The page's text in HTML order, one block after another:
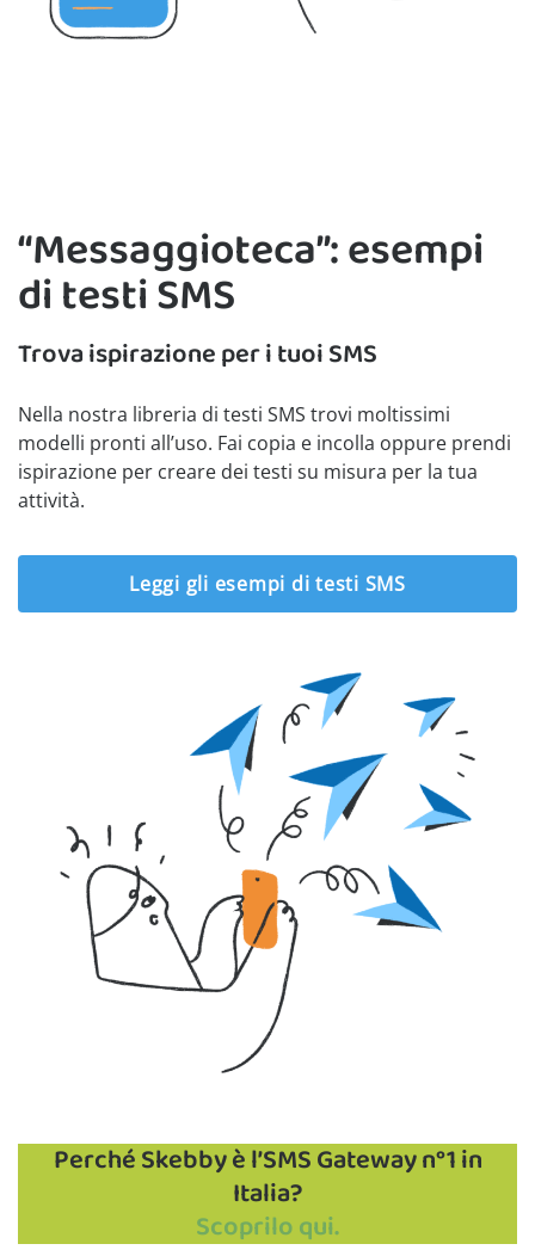
“Messaggioteca”: esempi
di testi SMS
Trova ispirazione per i tuoi SMS
Nella nostra libreria di testi SMS trovi moltissimi
modelli pronti all’uso. Fai copia e incolla oppure prendi
ispirazione per creare dei testi su misura per la tua
attività.
Leggi gli esempi di testi SMS
Perché Skebby è l’SMS Gateway n°1 in
Italia?
Scoprilo qui.